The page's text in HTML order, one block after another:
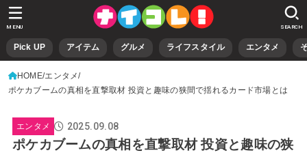
Pick UP アイテム グルメ ライフスタイル エンタメ
SEARCH
MENU
HOME エンタメ
ポケカブームの真相を直撃取材 投資と趣味の狭間で揺れるカード市場とは
エンタメ 2025.09.08
ポケカブームの真相を直撃取材 投資と趣味の狭